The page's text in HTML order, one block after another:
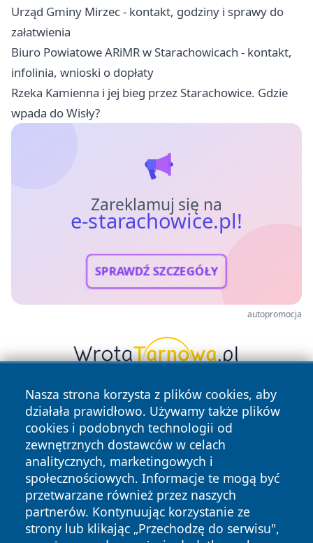
Urząd Gminy Mirzec - kontakt, godziny i sprawy do
załatwienia
Biuro Powiatowe ARiMR w Starachowicach - kontakt,
infolinia, wnioski o dopłaty
Rzeka Kamienna i jej bieg przez Starachowice. Gdzie
wpada do Wisły?
Zareklamuj się na
e-starachowice.pl!
SPRAWDŹ SZCZEGÓŁY
autopromocja
Nasza strona korzysta z plików cookies, aby
działała prawidłowo. Używamy także plików
cookies i podobnych technologii od
zewnętrznych dostawców w celach
analitycznych, marketingowych i
społecznościowych. Informacje te mogą być
przetwarzane również przez naszych
partnerów. Kontynuując korzystanie ze
strony lub klikając „Przechodzę do serwisu",
Copyright © 2026 e-starachowice.pl Wszystkie prawa
zastrzeżone.